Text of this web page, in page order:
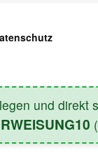
und direkt